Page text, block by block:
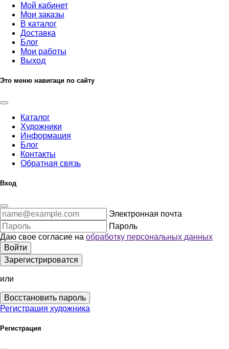
Мой кабинет
Мои заказы
В каталог
Доставка
Блог
Мои работы
Выход
Это меню навигаци по сайту
Каталог
Художники
Информация
Блог
Контакты
Обратная связь
Вход
Электронная почта
Пароль
Даю свое согласие на обработку персональных данных
Войти
Зарегистрироватся
или
Восстановить пароль
Регистрация художника
Регистрация